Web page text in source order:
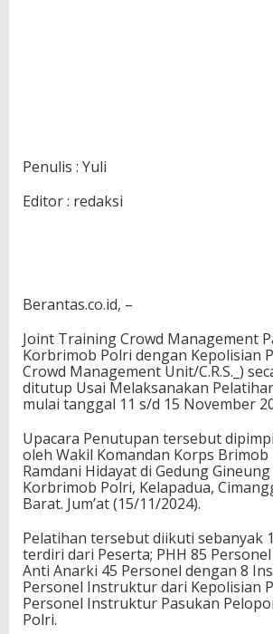
Penulis : Yuli
Editor : redaksi
Berantas.co.id, –
Joint Training Crowd Management
Korbrimob Polri dengan Kepolisian
Crowd Management Unit/C.R.S._)
ditutup Usai Melaksanakan
mulai tanggal 11 s/d 15 November
Upacara Penutupan tersebut
oleh Wakil Komandan Korps Brimob
Ramdani Hidayat di Gedung
Korbrimob Polri, Kelapadua,
Barat. Jum’at (15/11/2024).
Pelatihan tersebut diikuti sebanyak
terdiri dari Peserta; PHH 85
Anti Anarki 45 Personel dengan 8
Personel Instruktur dari Kepolisian
Personel Instruktur Pasukan
Polri.